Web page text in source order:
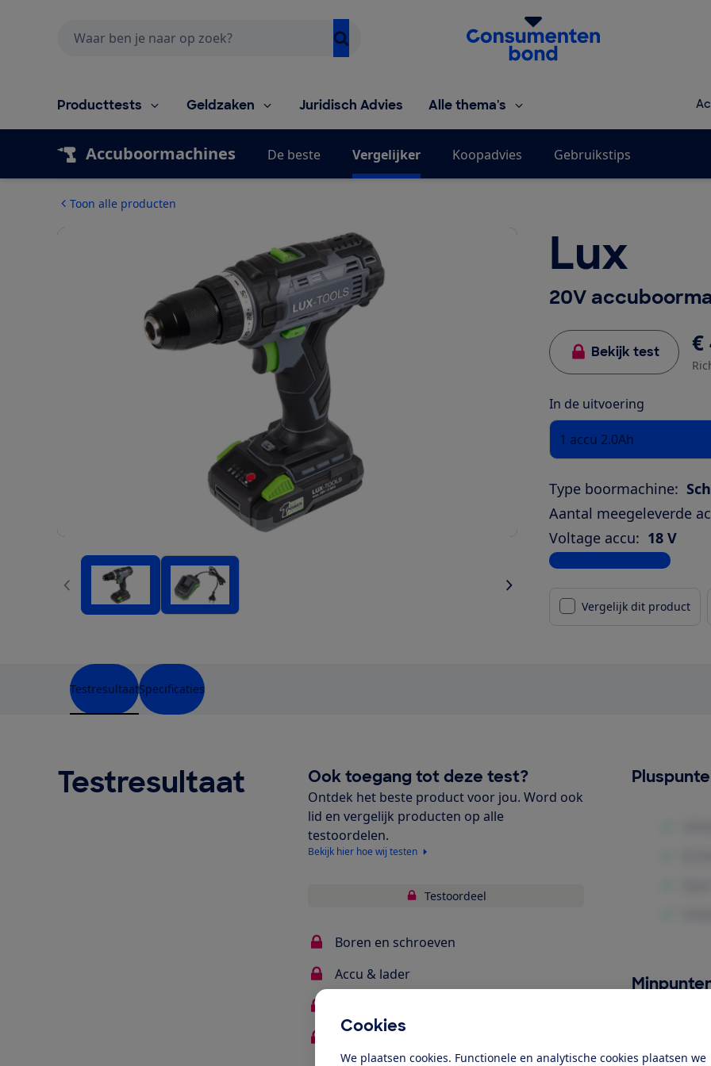
Cookies
We plaatsen cookies. Functionele en analytische cookies plaatsen we
Homepage van de Consumentenbond
Producttests Geldzaken Juridisch Advies Alle thema's
Accuboormachines De beste Vergelijker Koopadvies Gebruikstips
Toon alle producten
Lux
20V
Bekijk test €
In de uitvoering
1 accu 2.0Ah
Type boormachine:
Aantal meegeleverde
Voltage accu: 18 V
Bekijk alle specificaties
Vergelijk dit product
TestresultaatSpecificaties
Testresultaat Ook toegang tot deze test?
Ontdek het beste product voor jou. Word ook
lid en vergelijk producten op alle
testoordelen.
Bekijk hier hoe wij testen
Testoordeel
Boren en schroeven
Accu & lader
Degelijkheid & veiligheid